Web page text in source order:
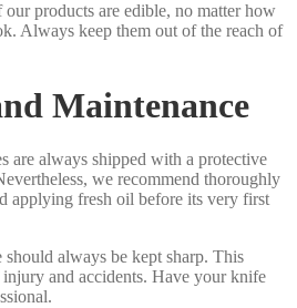
our products are edible, no matter how
Always keep them out of the reach of
Maintenance
are always shipped with a protective
we recommend thoroughly
applying fresh oil before its very first
should always be kept sharp. This
and accidents. Have your knife